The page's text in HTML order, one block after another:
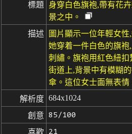
標題
身穿白色旗袍,帶有花
景之中。
描述
圖片顯示一位年輕女
她穿着一件白色的旗
刺繡。旗袍用紅色紐
街道上,背景中有模糊
傘。這位女士面無表情
解析度 684x1024
創意 85/100
喜歡 21